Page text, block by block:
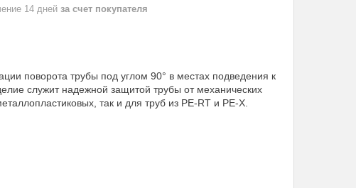
14 дней за счет покупателя
поворота трубы под углом 90° в местах подведения к
служит надежной защитой трубы от механических
так и для труб из PE-RT и PE-X.